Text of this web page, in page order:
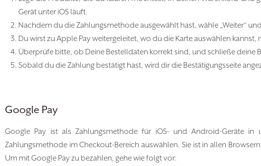
Gerät unter iOS läuft.
Nachdem du die Zahlungsmethode ausgewählt hast, wähle „Weiter“
Du wirst zu Apple Pay weitergeleitet, wo du die Karte auswählen
Überprüfe bitte, ob Deine Bestelldaten korrekt sind, und schließe deine
Sobald du die Zahlung bestätigt hast, wird dir die Bestätigungsseite
Google Pay
Google Pay ist als Zahlungsmethode für iOS- und Android-Geräte
Zahlungsmethode im Checkout-Bereich auswählen. Sie ist in allen
Um mit Google Pay zu bezahlen, gehe wie folgt vor: